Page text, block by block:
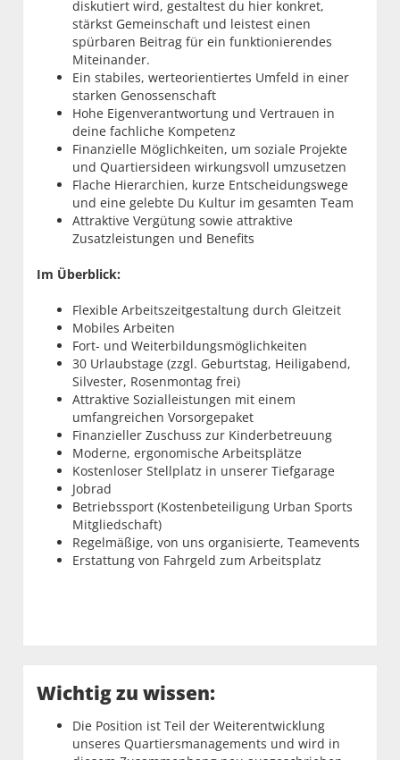
diskutiert wird, gestaltest du hier konkret,
stärkst Gemeinschaft und leistest einen
spürbaren Beitrag für ein funktionierendes
Miteinander.
Ein stabiles, werteorientiertes Umfeld in einer
starken Genossenschaft
Hohe Eigenverantwortung und Vertrauen in
deine fachliche Kompetenz
Finanzielle Möglichkeiten, um soziale Projekte
und Quartiersideen wirkungsvoll umzusetzen
Flache Hierarchien, kurze Entscheidungswege
und eine gelebte Du Kultur im gesamten Team
Attraktive Vergütung sowie attraktive
Zusatzleistungen und Benefits
Im Überblick:
Flexible Arbeitszeitgestaltung durch Gleitzeit
Mobiles Arbeiten
Fort- und Weiterbildungsmöglichkeiten
30 Urlaubstage (zzgl. Geburtstag, Heiligabend,
Silvester, Rosenmontag frei)
Attraktive Sozialleistungen mit einem
umfangreichen Vorsorgepaket
Finanzieller Zuschuss zur Kinderbetreuung
Moderne, ergonomische Arbeitsplätze
Kostenloser Stellplatz in unserer Tiefgarage
Jobrad
Betriebssport (Kostenbeteiligung Urban Sports
Mitgliedschaft)
Regelmäßige, von uns organisierte, Teamevents
Erstattung von Fahrgeld zum Arbeitsplatz
Wichtig zu wissen:
Die Position ist Teil der Weiterentwicklung
unseres Quartiersmanagements und wird in